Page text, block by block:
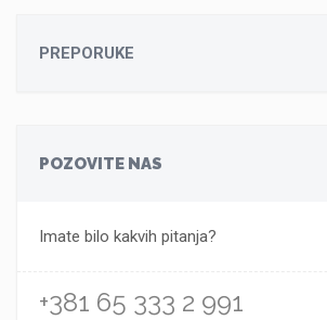
PREPORUKE
POZOVITE NAS
Imate bilo kakvih pitanja?
+381 65 333 2 991